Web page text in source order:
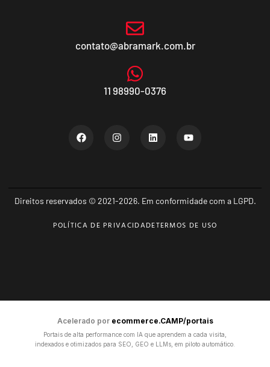
contato@abramark.com.br
11 98990-0376
Direitos reservados © 2021-2026. Em conformidade com a LGPD.
POLÍTICA DE PRIVACIDADETERMOS DE USO
Acelerado por ecommerce.CAMP/portais
Portais de alta performance com IA que aprendem a cada visita,
indexados e otimizados para SEO, GEO e LLMs, em piloto automático.